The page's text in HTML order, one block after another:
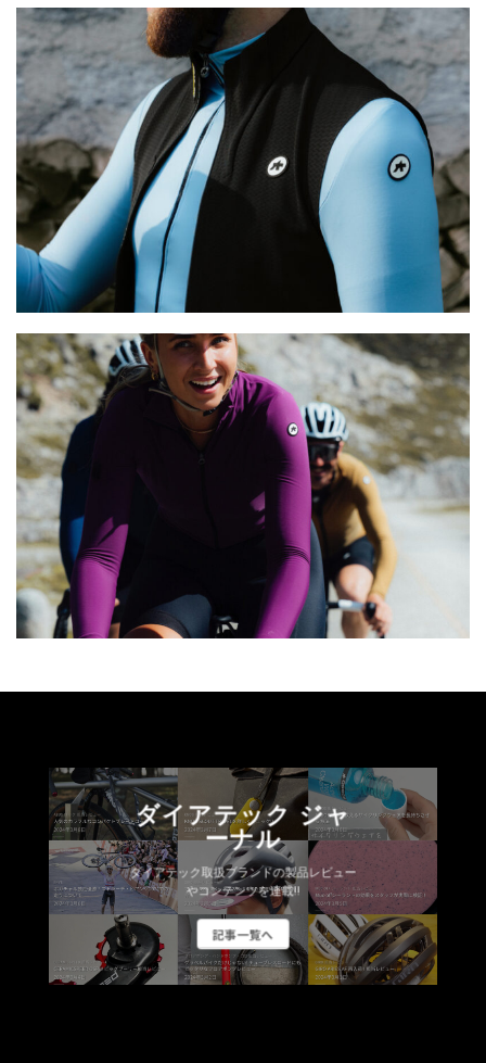
ダイアテック ジャ
ーナル
ダイアテック取扱ブランドの製品レビュー
やコンテンツを連載!!
記事一覧へ